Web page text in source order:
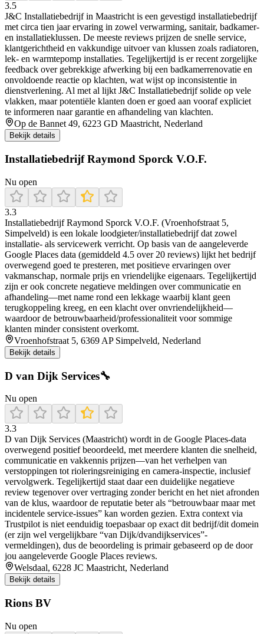
3.5
J&C Installatiebedrijf in Maastricht is een gevestigd installatiebedrijf
met circa tien jaar ervaring in zowel verwarming, sanitair, badkamer-
en installatieklussen. De meeste reviews prijzen de snelle service,
klantgerichtheid en vakkundige uitvoer van klussen zoals radiatoren,
lek- en warmtepomp installaties. Tegelijkertijd is er recent zorgelijke
feedback over gebrekkige afwerking bij een badkamerrenovatie en
onvoldoende reactie op klachten, wat wijst op inconsistentie in
dienstverlening. Al met al lijkt J&C Installatiebedrijf solide op vele
vlakken, maar potentiële klanten doen er goed aan vooraf expliciet
te informeren naar garantie en afhandeling van klachten.
Op de Bannet 49, 6223 GD Maastricht, Nederland
Bekijk details
Installatiebedrijf Raymond Sporck V.O.F.
Nu open
3.3
Installatiebedrijf Raymond Sporck V.O.F. (Vroenhofstraat 5,
Simpelveld) is een lokale loodgieter/installatiebedrijf dat zowel
installatie- als servicewerk verricht. Op basis van de aangeleverde
Google Places data (gemiddeld 4.5 over 20 reviews) lijkt het bedrijf
overwegend goed te presteren, met positieve ervaringen over
vakmanschap, normale prijs en vriendelijke eigenaars. Tegelijkertijd
zijn er ook concrete negatieve meldingen over communicatie en
afhandeling—met name rond een lekkage waarbij klant geen
terugkoppeling kreeg, en een klacht over onvriendelijkheid—
waardoor de betrouwbaarheid/professionaliteit voor sommige
klanten minder consistent overkomt.
Vroenhofstraat 5, 6369 AP Simpelveld, Nederland
Bekijk details
D van Dijk Services🔧
Nu open
3.3
D van Dijk Services (Maastricht) wordt in de Google Places-data
overwegend positief beoordeeld, met meerdere klanten die snelheid,
communicatie en vakkennis prijzen—van het verhelpen van
verstoppingen tot rioleringsreiniging en camera-inspectie, inclusief
vervolgwerk. Tegelijkertijd staat daar een duidelijke negatieve
review tegenover over vertraging zonder bericht en het niet afronden
van de klus, waardoor de reputatie beter als “betrouwbaar maar met
incidentele service-issues” kan worden gezien. Extra context via
Trustpilot is niet eenduidig toepasbaar op exact dit bedrijf/dit domein
(er zijn wel vergelijkbare “van Dijk/dvandijkservices”-
vermeldingen), dus de beoordeling is primair gebaseerd op de door
jou aangeleverde Google Places reviews.
Welsdaal, 6228 JC Maastricht, Nederland
Bekijk details
Rions BV
Nu open